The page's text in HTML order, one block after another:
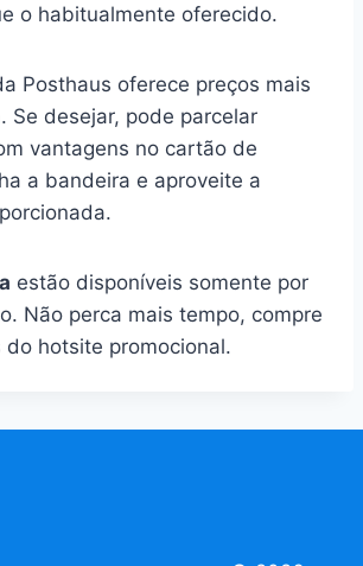
o habitualmente oferecido.
Posthaus oferece preços mais
Se desejar, pode parcelar
vantagens no cartão de
a bandeira e aproveite a
estão disponíveis somente por
Não perca mais tempo, compre
do hotsite promocional.